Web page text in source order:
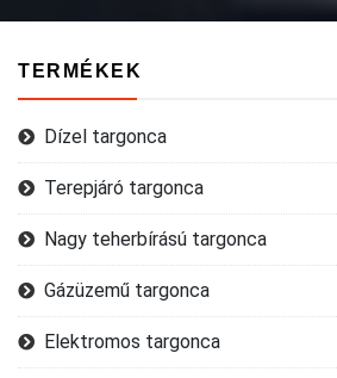
TERMÉKEK
Dízel targonca
Terepjáró targonca
Nagy teherbírású targonca
Gázüzemű targonca
Elektromos targonca